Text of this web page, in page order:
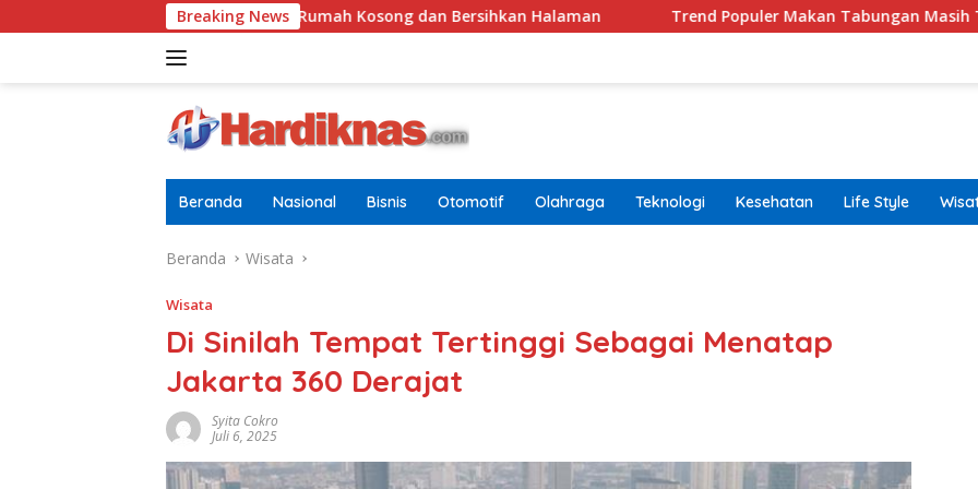
ke
Breaking News
Tugasnya Jaga Rumah Kosong dan Bersihkan Halaman Trend Populer Makan Tabungan Masih Terjadi?
Beranda Nasional Bisnis Otomotif Olahraga Teknologi Kesehatan Life Style
Beranda Wisata
Wisata
Di Sinilah Tempat Tertinggi Sebagai Menatap
Jakarta 360 Derajat
Syita Cokro
Juli 6, 2025